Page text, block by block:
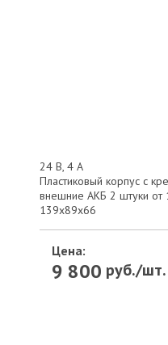
24 В, 4 А
Пластиковый корпус с
внешние АКБ 2 штуки от
139х89х66
Цена:
9 800 руб./шт.